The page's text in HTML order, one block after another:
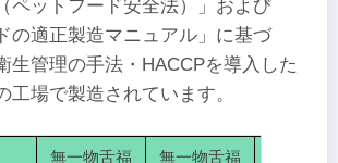
ペットフード安全法）」および
の適正製造マニュアル」に基づ
生管理の手法・HACCPを導入した
工場で製造されています。
無一物舌福
無一物舌福